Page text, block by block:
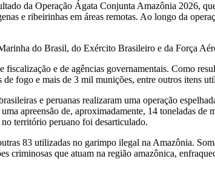
da Operação Ágata Conjunta Amazônia 2026,
e ribeirinhas em áreas remotas. Ao longo da
do Brasil, do Exército Brasileiro e da Força
e de agências governamentais. Como
fogo e mais de 3 mil munições, entre outros itens
e peruanas realizaram uma operação
apreensão de, aproximadamente, 14 toneladas de
território peruano foi desarticulado.
83 utilizadas no garimpo ilegal na Amazônia.
criminosas que atuam na região amazônica,